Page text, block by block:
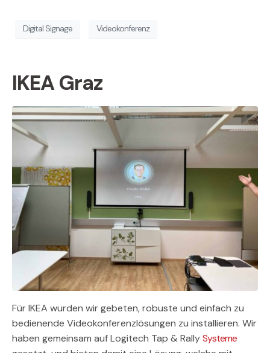
Digital Signage Videokonferenz
IKEA Graz
Für IKEA wurden wir gebeten, robuste und einfach zu
bedienende Videokonferenzlösungen zu installieren. Wir
haben gemeinsam auf Logitech Tap & RallySysteme